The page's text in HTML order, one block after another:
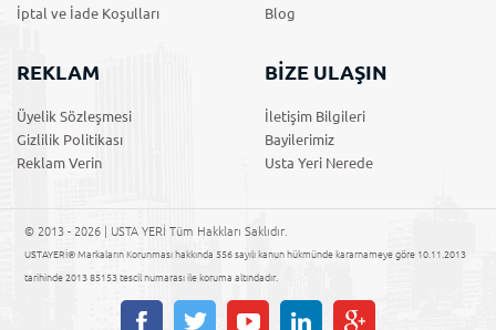
İptal ve İade Koşulları
Blog
REKLAM
Üyelik Sözleşmesi
Gizlilik Politikası
Reklam Verin
BİZE ULAŞIN
İletişim Bilgileri
Bayilerimiz
Usta Yeri Nerede
© 2013 - 2026 | USTA YERİ Tüm Hakkları Saklıdır.
USTAYERİ® Markaların Korunması hakkında 556 sayılı kanun hükmünde kararnameye göre 10.11.2013
tarihinde 2013 85153 tescil numarası ile koruma altındadır.